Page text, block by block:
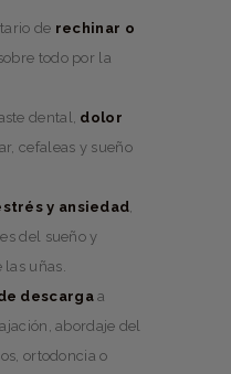
de rechinar o
sobre todo por la
dental, dolor
cefaleas y sueño
y ansiedad
del sueño y
uñas.
descargaa
abordaje del
ortodoncia o